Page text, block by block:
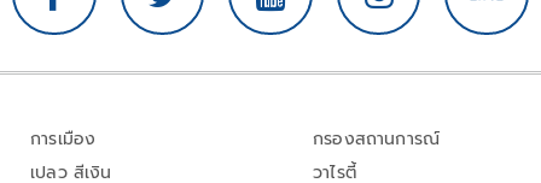
การเมือง
เปลว สีเงิน
กรองสถานการณ์
วาไรตี้